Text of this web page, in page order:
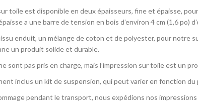
toile est disponible en deux épaisseurs, fine et épaisse,
a une barre de tension en bois d’environ 4 cm (1,6
enduit, un mélange de coton et de polyester, pour notre
un produit solide et durable.
sont pas pris en charge, mais l’impression sur toile est un
inclus un kit de suspension, qui peut varier en fonction du
pendant le transport, nous expédions nos